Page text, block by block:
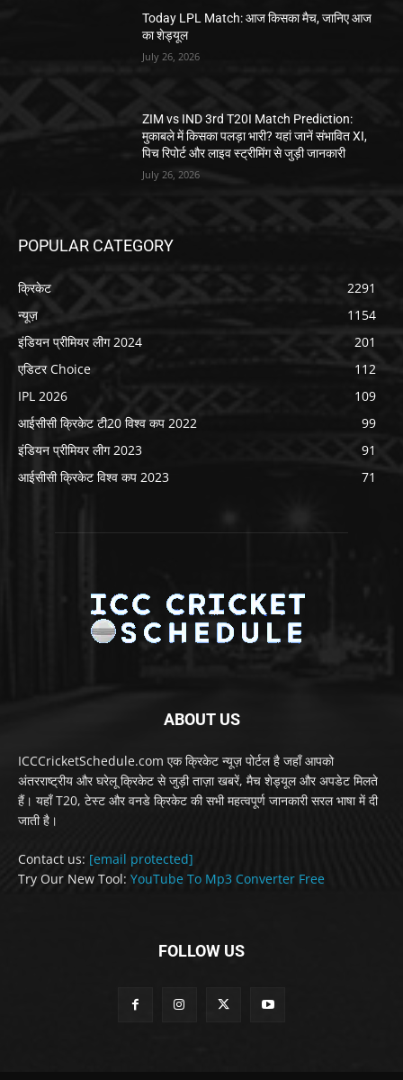
Today LPL Match: आज किसका मैच, जानिए आज
का शेड्यूल
July 26, 2026
ZIM vs IND 3rd T20I Match Prediction:
मुकाबले में किसका पलड़ा भारी? यहां जानें संभावित XI,
पिच रिपोर्ट और लाइव स्ट्रीमिंग से जुड़ी जानकारी
July 26, 2026
POPULAR CATEGORY
क्रिकेट
2291
न्यूज़
1154
इंडियन प्रीमियर लीग 2024
201
एडिटर Choice
112
IPL 2026
109
आईसीसी क्रिकेट टी20 विश्व कप 2022
99
इंडियन प्रीमियर लीग 2023
91
आईसीसी क्रिकेट विश्व कप 2023
71
ABOUT US
ICCCricketSchedule.com एक क्रिकेट न्यूज़ पोर्टल है जहाँ आपको
अंतरराष्ट्रीय और घरेलू क्रिकेट से जुड़ी ताज़ा खबरें, मैच शेड्यूल और अपडेट मिलते
हैं। यहाँ T20, टेस्ट और वनडे क्रिकेट की सभी महत्वपूर्ण जानकारी सरल भाषा में दी
जाती है।
Contact us: [email protected]
Try Our New Tool: YouTube To Mp3 Converter Free
FOLLOW US